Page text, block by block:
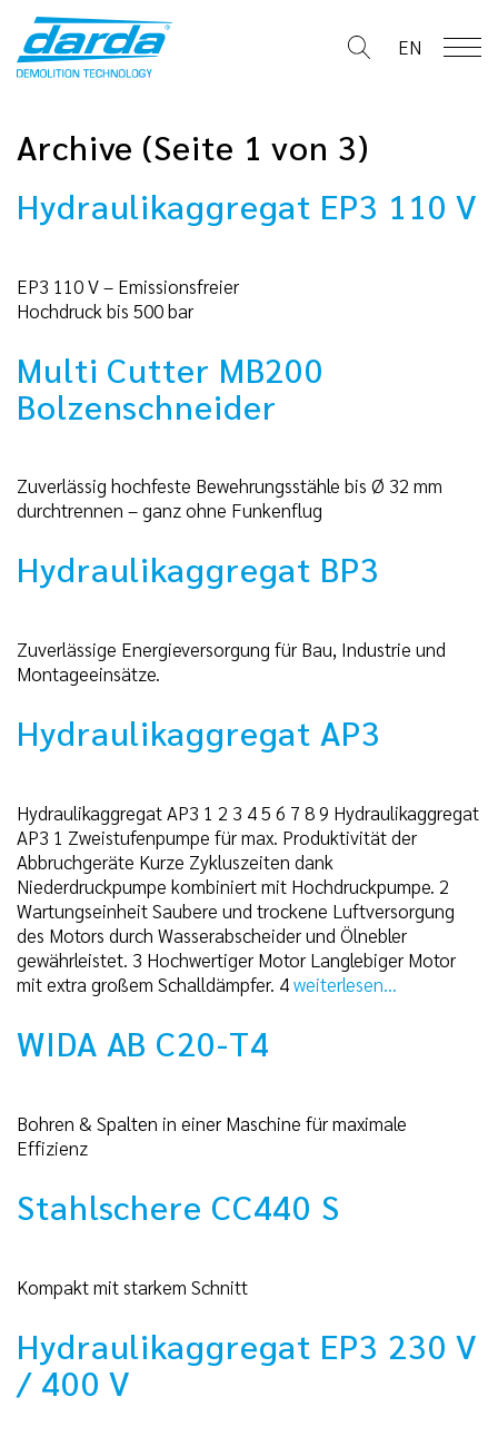
content
EN
Archive (Seite 1 von 3)
Hydraulikaggregat EP3 110 V
EP3 110 V – Emissionsfreier
Hochdruck bis 500 bar
Multi Cutter MB200
Bolzenschneider
Zuverlässig hochfeste Bewehrungsstähle bis Ø 32 mm
durchtrennen – ganz ohne Funkenflug
Hydraulikaggregat BP3
Zuverlässige Energieversorgung für Bau, Industrie und
Montageeinsätze.
Hydraulikaggregat AP3
Hydraulikaggregat AP3 1 2 3 4 5 6 7 8 9 Hydraulikaggregat
AP3 1 Zweistufenpumpe für max. Produktivität der
Abbruchgeräte Kurze Zykluszeiten dank
Niederdruckpumpe kombiniert mit Hochdruckpumpe. 2
Wartungseinheit Saubere und trockene Luftversorgung
des Motors durch Wasserabscheider und Ölnebler
gewährleistet. 3 Hochwertiger Motor Langlebiger Motor
mit extra großem Schalldämpfer. 4weiterlesen...
WIDA AB C20-T4
Bohren & Spalten in einer Maschine für maximale
Effizienz
Stahlschere CC440 S
Kompakt mit starkem Schnitt
Hydraulikaggregat EP3 230 V
/ 400 V